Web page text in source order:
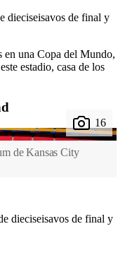
dieciseisavos de final y
en una Copa del Mundo,
estadio, casa de los
de Kansas City
dieciseisavos de final y